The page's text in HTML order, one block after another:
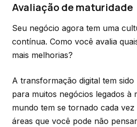
Avaliação de maturidade
Seu negócio agora tem uma
contínua. Como você avalia
mais melhorias?
A transformação digital tem
para muitos negócios legados à
mundo tem se tornado cada vez
áreas que você pode não